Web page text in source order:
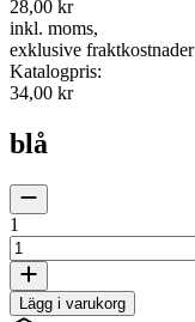
28,00 kr
inkl. moms,
exklusive fraktkostnader
Katalogpris:
34,00 kr
blå
1
Lägg i varukorg